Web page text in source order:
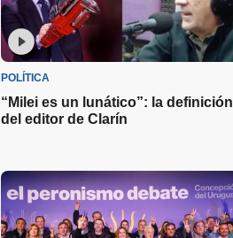
POLÍTICA
“Milei es un lunático”: la definición
del editor de Clarín